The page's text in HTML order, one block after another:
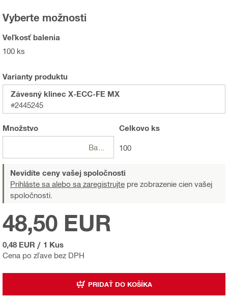
Vyberte možnosti
Veľkosť balenia
100 ks
Varianty produktu
Závesný klinec X-ECC-FE MX
#2445245
Množstvo Celkovo ks
100
Nevidíte ceny vašej spoločnosti
Prihláste sa alebo sa zaregistrujte pre zobrazenie cien vašej
spoločnosti.
Cena po zľave bez DPH
48,50 EUR
0,48 EUR / 1 Kus
PRIDAŤ DO KOŠÍKA